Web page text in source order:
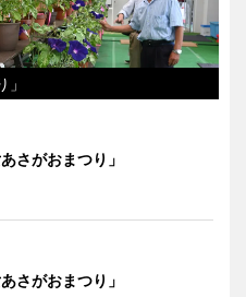
さがおまつり」
さがおまつり」